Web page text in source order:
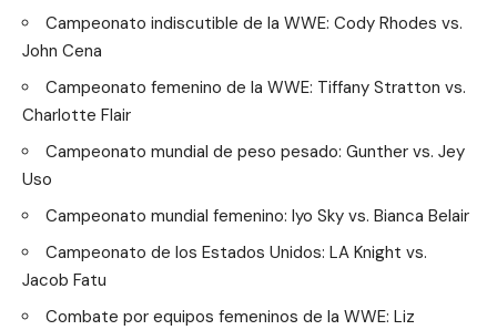
Campeonato indiscutible de la WWE: Cody Rhodes vs.
John Cena
Campeonato femenino de la WWE: Tiffany Stratton vs.
Charlotte Flair
Campeonato mundial de peso pesado: Gunther vs. Jey
Uso
Campeonato mundial femenino: Iyo Sky vs. Bianca Belair
Campeonato de los Estados Unidos: LA Knight vs.
Jacob Fatu
Combate por equipos femeninos de la WWE: Liz